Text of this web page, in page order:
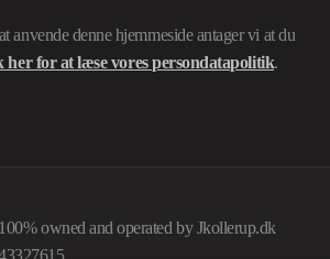
anvende denne hjemmeside antager vi at du
her for at læse vores persondatapolitik.
owned and operated by Jkollerup.dk